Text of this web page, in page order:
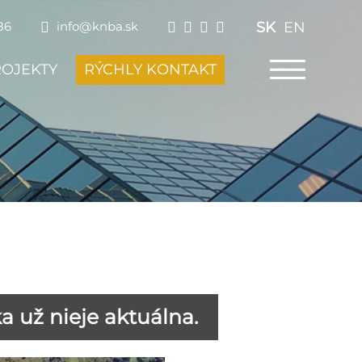
info@knba.sk SK EN
RÝCHLY KONTAKT
už nieje aktuálna.